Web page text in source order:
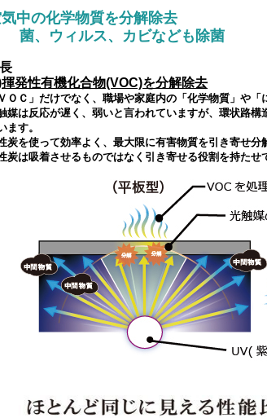
中の化学物質を分解除去
菌、ウィルス、カビなども除菌
発性有機化合物(VOC)を分解除去
ＯＣ」だけでなく、職場や家庭内の「化学物質」や「
媒は反応が遅く、弱いと言われていますが、環状路構
ます。
炭を使って効率よく、最大限に有害物質を引き寄せ分
炭は吸着させるものではなく引き寄せる役割を持たせ